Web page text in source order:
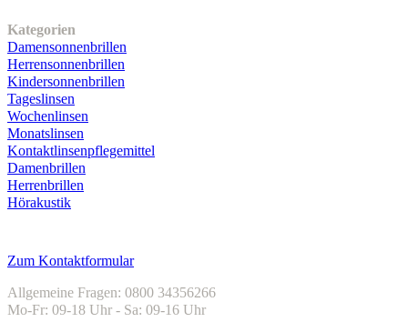
Kategorien
Damensonnenbrillen
Herrensonnenbrillen
Kindersonnenbrillen
Tageslinsen
Wochenlinsen
Monatslinsen
Kontaktlinsenpflegemittel
Damenbrillen
Herrenbrillen
Hörakustik
Zum Kontaktformular
Allgemeine Fragen: 0800 34356266
Mo-Fr: 09-18 Uhr - Sa: 09-16 Uhr